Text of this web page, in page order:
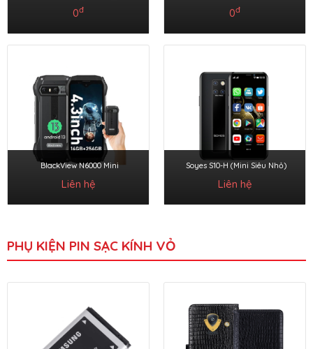
0đ 0đ
BlackView N6000 Mini
Liên hệ
Soyes S10-H (Mini Siêu Nhỏ)
Liên hệ
PHỤ KIỆN PIN SẠC KÍNH VỎ